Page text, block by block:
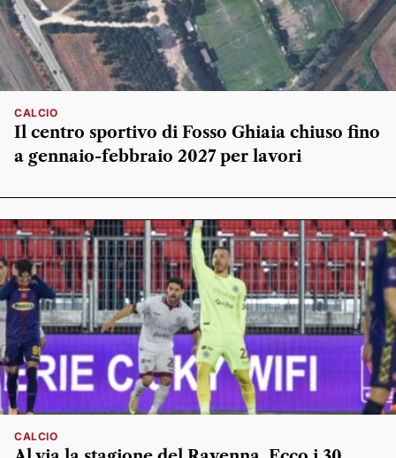
CALCIO
Il centro sportivo di Fosso Ghiaia chiuso fino
a gennaio-febbraio 2027 per lavori
CALCIO